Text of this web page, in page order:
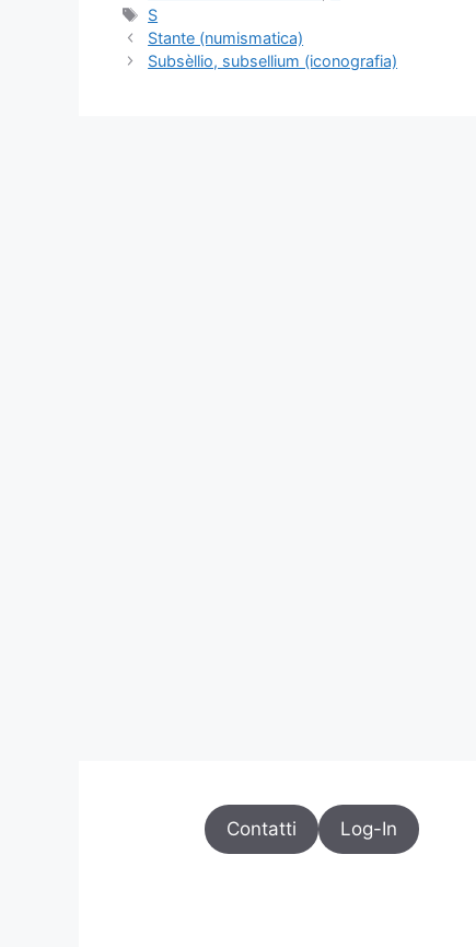
Tag
S
Stante (numismatica)
Subsèllio, subsellium (iconografia)
Contatti Log-In